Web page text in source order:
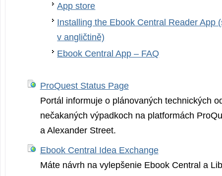
App store
Installing the Ebook Central Reader App
v angličtině)
Ebook Central App – FAQ
ProQuest Status Page
Portál informuje o plánovaných technických
nečakaných výpadkoch na platformách
a Alexander Street.
Ebook Central Idea Exchange
Máte návrh na vylepšenie Ebook Central a